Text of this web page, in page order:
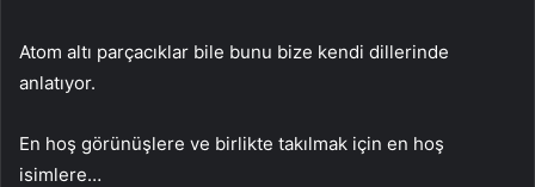
Atom altı parçacıklar bile bunu bize kendi dillerinde
anlatıyor.
En hoş görünüşlere ve birlikte takılmak için en hoş
isimlere…